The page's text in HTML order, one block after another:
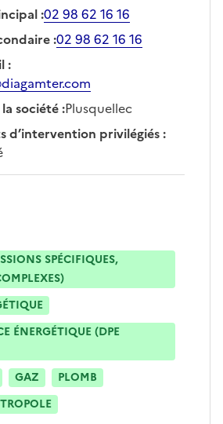
:02 98 62 16 16
:02 98 62 16 16
:
société:Plusquellec
d’intervention privilégiés:
SPÉCIFIQUES,
ÉNERGÉTIQUE (DPE
GAZ
PLOMB